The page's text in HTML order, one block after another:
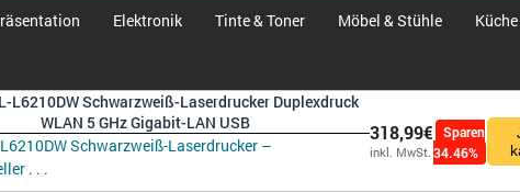
Elektronik Tinte & Toner Möbel & Stühle
L6210DW Schwarzweiß-Laserdrucker Duplexdruck
WLAN 5 GHz Gigabit-LAN USB
Schwarzweiß-Laserdrucker –
. . .
318,99€
inkl. MwSt.
Sparen
34.46%